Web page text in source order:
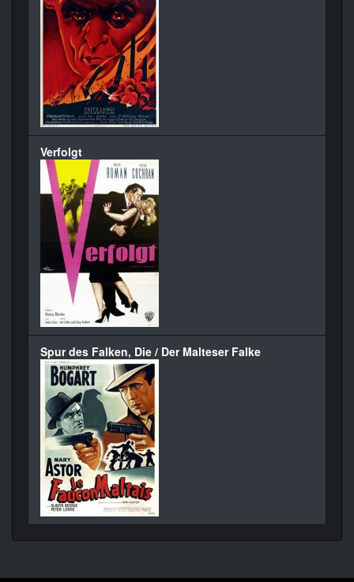
Verfolgt
Spur des Falken, Die / Der Malteser Falke